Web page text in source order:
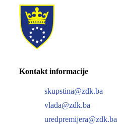
Kontakt informacije
skupstina@zdk.ba
vlada@zdk.ba
uredpremijera@zdk.ba